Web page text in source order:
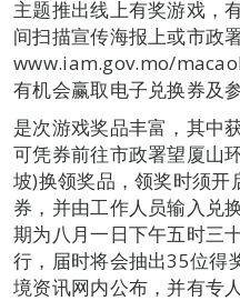
主题推出线上有奖游戏，
间扫描宣传海报上或市政
www.iam.gov.mo/
有机会赢取电子兑换券及
是次游戏奖品丰富，其中
可凭券前往市政署望厦山
坡)换领奖品，领奖时须开
券，并由工作人员输入兑
期为八月一日下午五时三
行，届时将会抽出35位得
境资讯网内公布，并有专